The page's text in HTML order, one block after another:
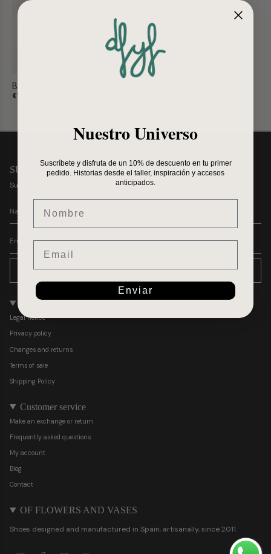
+
Ballerina Aquamarine Confetti
€100,75
SUBSCRIBE
Subscribe to receive special offers, gifts, and unique promotions
SEND
Policies
Legal notice
Privacy policy
Changes and returns
Terms of sale
Shipping Policy
Customer service
Make an exchange or return
Frequently asked questions
My account
Blog
Contact
OF FLOWERS AND VASES
Shoes designed and manufactured in Spain, artisanally, since 2011.
Nuestro Universo
Suscríbete y disfruta de un 10% de descuento en tu primer
pedido. Historias desde el taller, inspiración y accesos
anticipados.
Enviar